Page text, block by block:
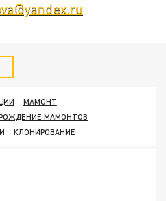
МАМОНТ
МАМОНТОВ
КЛОНИРОВАНИЕ